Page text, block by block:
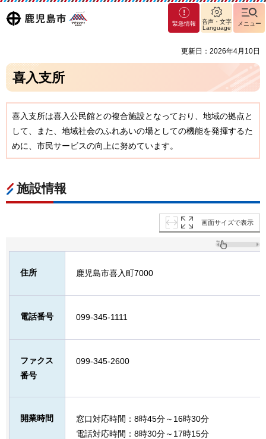
鹿児島
マグ
マシ
緊急情報
音声・文字
Language
メニュー
更新日：2026年4月10日
喜入支所
喜入支所は喜入公民館との複合施設となっており、地域の拠点と
して、また、地域社会のふれあいの場としての機能を発揮するた
めに、市民サービスの向上に努めています。
施設情報
画面サイズで表示
住所 鹿児島市喜入町7000
電話番号 099-345-1111
ファクス
番号
099-345-2600
開業時間
窓口対応時間：8時45分～16時30分
電話対応時間：8時30分～17時15分